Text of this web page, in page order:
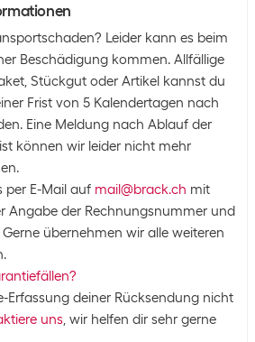
Leider kann es beim
Beschädigung kommen. Allfällige
Stückgut oder Artikel kannst du
Frist von 5 Kalendertagen nach
Eine Meldung nach Ablauf der
können wir leider nicht mehr
per E-Mail auf mail@brack.ch mit
Angabe der Rechnungsnummer und
übernehmen wir alle weiteren
Erfassung deiner Rücksendung nicht
uns, wir helfen dir sehr gerne